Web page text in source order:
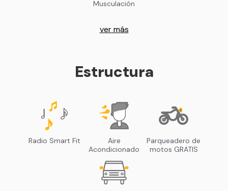
Musculación
ver más
Estructura
Radio Smart Fit
Aire
Acondicionado
Parqueadero de
motos GRATIS